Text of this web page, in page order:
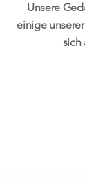
Unsere
einige
sich